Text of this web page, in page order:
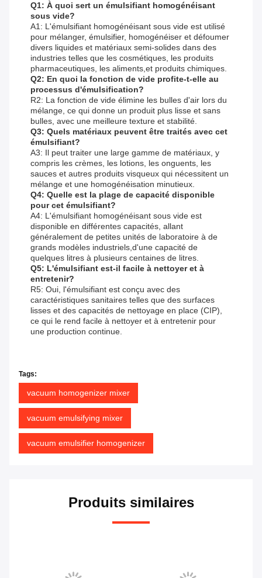
Q1: À quoi sert un émulsifiant homogénéisant
sous vide?
A1: L'émulsifiant homogénéisant sous vide est utilisé
pour mélanger, émulsifier, homogénéiser et défoumer
divers liquides et matériaux semi-solides dans des
industries telles que les cosmétiques, les produits
pharmaceutiques, les aliments,et produits chimiques.
Q2: En quoi la fonction de vide profite-t-elle au
processus d'émulsification?
R2: La fonction de vide élimine les bulles d'air lors du
mélange, ce qui donne un produit plus lisse et sans
bulles, avec une meilleure texture et stabilité.
Q3: Quels matériaux peuvent être traités avec cet
émulsifiant?
A3: Il peut traiter une large gamme de matériaux, y
compris les crèmes, les lotions, les onguents, les
sauces et autres produits visqueux qui nécessitent un
mélange et une homogénéisation minutieux.
Q4: Quelle est la plage de capacité disponible
pour cet émulsifiant?
A4: L'émulsifiant homogénéisant sous vide est
disponible en différentes capacités, allant
généralement de petites unités de laboratoire à de
grands modèles industriels,d'une capacité de
quelques litres à plusieurs centaines de litres.
Q5: L'émulsifiant est-il facile à nettoyer et à
entretenir?
R5: Oui, l'émulsifiant est conçu avec des
caractéristiques sanitaires telles que des surfaces
lisses et des capacités de nettoyage en place (CIP),
ce qui le rend facile à nettoyer et à entretenir pour
une production continue.
Tags:
vacuum homogenizer mixer
vacuum emulsifying mixer
vacuum emulsifier homogenizer
Produits similaires